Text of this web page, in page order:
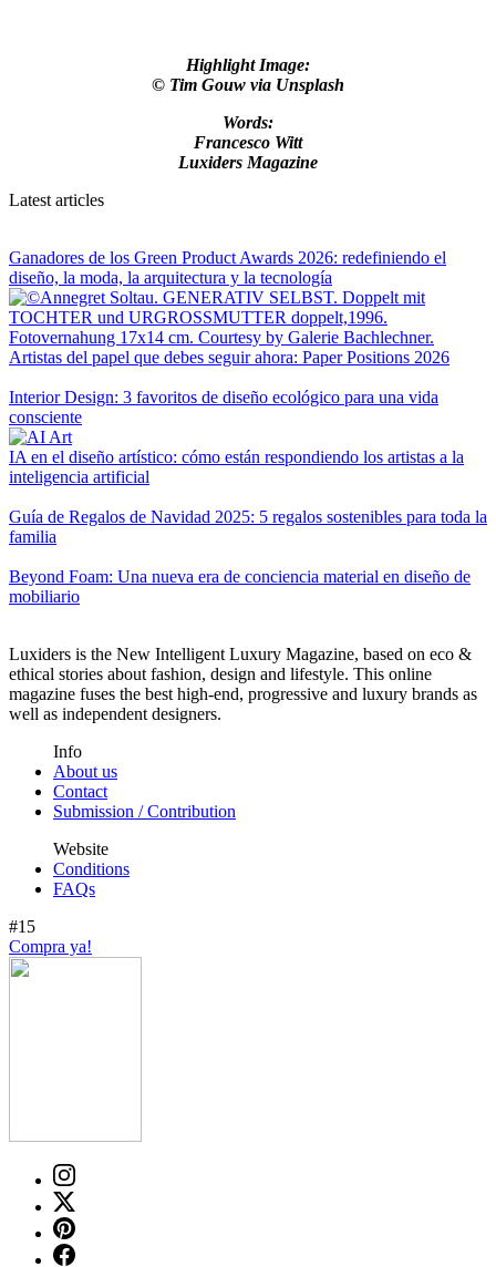
Highlight Image:
© Tim Gouw via Unsplash
Words:
Francesco Witt
Luxiders Magazine
Latest articles
Ganadores de los Green Product Awards 2026: redefiniendo el
diseño, la moda, la arquitectura y la tecnología
Artistas del papel que debes seguir ahora: Paper Positions 2026
Interior Design: 3 favoritos de diseño ecológico para una vida
consciente
IA en el diseño artístico: cómo están respondiendo los artistas a la
inteligencia artificial
Guía de Regalos de Navidad 2025: 5 regalos sostenibles para toda la
familia
Beyond Foam: Una nueva era de conciencia material en diseño de
mobiliario
Luxiders is the New Intelligent Luxury Magazine, based on eco &
ethical stories about fashion, design and lifestyle. This online
magazine fuses the best high-end, progressive and luxury brands as
well as independent designers.
Info
About us
Contact
Submission / Contribution
Website
Conditions
FAQs
#15
Compra ya!